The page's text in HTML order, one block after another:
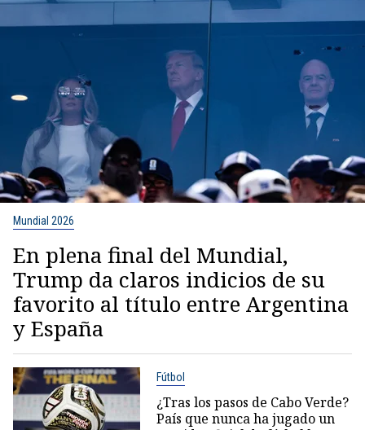
Mundial 2026
En plena final del Mundial,
Trump da claros indicios de su
favorito al título entre Argentina
y España
Fútbol
¿Tras los pasos de Cabo Verde?
País que nunca ha jugado un